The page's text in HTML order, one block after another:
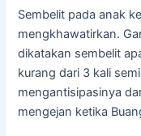
Sembelit pada anak
mengkhawatirkan.
dikatakan sembelit
kurang dari 3 kali
mengantisipasinya
mengejan ketika